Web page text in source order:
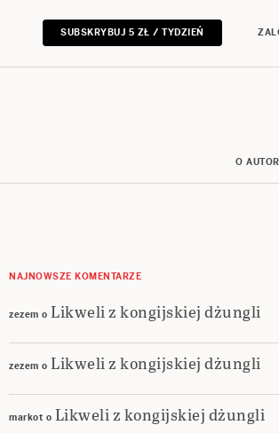
SUBSKRYBUJ 5 ZŁ / TYDZIEŃ
O
NAJNOWSZE KOMENTARZE
zezem o Likweli z kongijskiej dżungli
zezem o Likweli z kongijskiej dżungli
markot o Likweli z kongijskiej dżungli